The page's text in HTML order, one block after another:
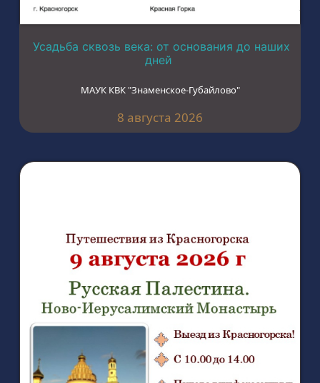
Усадьба сквозь века: от основания до наших
дней
МАУК КВК "Знаменское-Губайлово"
8 августа 2026